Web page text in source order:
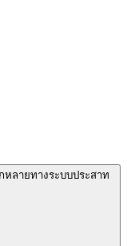
ลายทางระบบประสาท